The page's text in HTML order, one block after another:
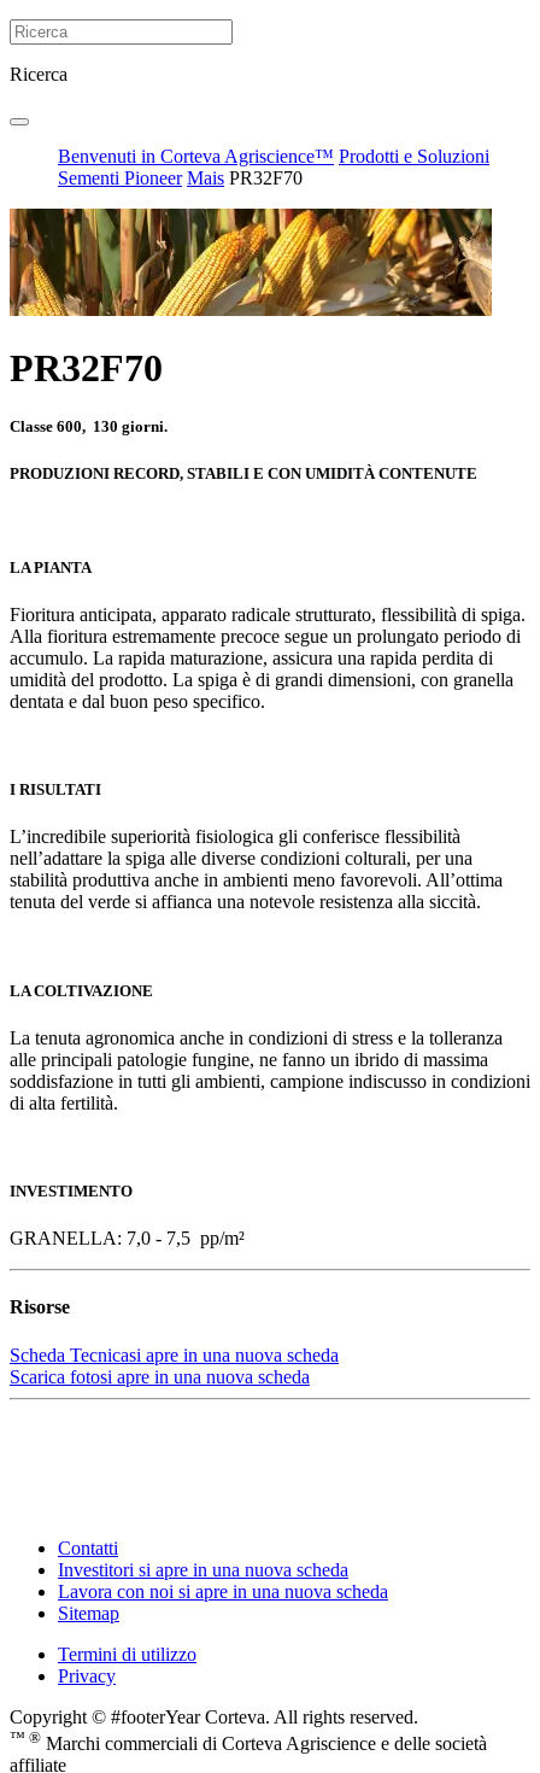
Ricerca
Benvenuti in Corteva Agriscience™ Prodotti e Soluzioni
Sementi Pioneer Mais PR32F70
PR32F70
Classe 600, 130 giorni.
PRODUZIONI RECORD, STABILI E CON UMIDITÀ CONTENUTE
LA PIANTA
Fioritura anticipata, apparato radicale strutturato, flessibilità di spiga.
Alla fioritura estremamente precoce segue un prolungato periodo di
accumulo. La rapida maturazione, assicura una rapida perdita di
umidità del prodotto. La spiga è di grandi dimensioni, con granella
dentata e dal buon peso specifico.
I RISULTATI
L’incredibile superiorità fisiologica gli conferisce flessibilità
nell’adattare la spiga alle diverse condizioni colturali, per una
stabilità produttiva anche in ambienti meno favorevoli. All’ottima
tenuta del verde si affianca una notevole resistenza alla siccità.
LA COLTIVAZIONE
La tenuta agronomica anche in condizioni di stress e la tolleranza
alle principali patologie fungine, ne fanno un ibrido di massima
soddisfazione in tutti gli ambienti, campione indiscusso in condizioni
di alta fertilità.
INVESTIMENTO
GRANELLA: 7,0 - 7,5 pp/m²
Risorse
Scheda Tecnicasi apre in una nuova scheda
Scarica fotosi apre in una nuova scheda
Contatti
Investitori si apre in una nuova scheda
Lavora con noi si apre in una nuova scheda
Sitemap
Termini di utilizzo
Privacy
Copyright © #footerYear Corteva. All rights reserved.
™ ® Marchi commerciali di Corteva Agriscience e delle società
affiliate